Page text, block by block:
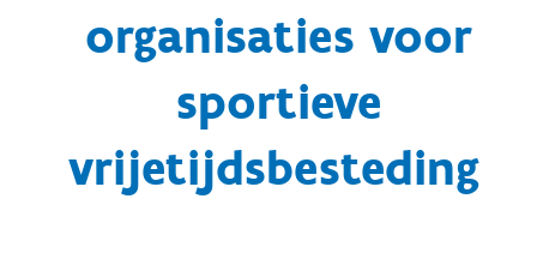
organisaties voor
sportieve
vrijetijdsbesteding